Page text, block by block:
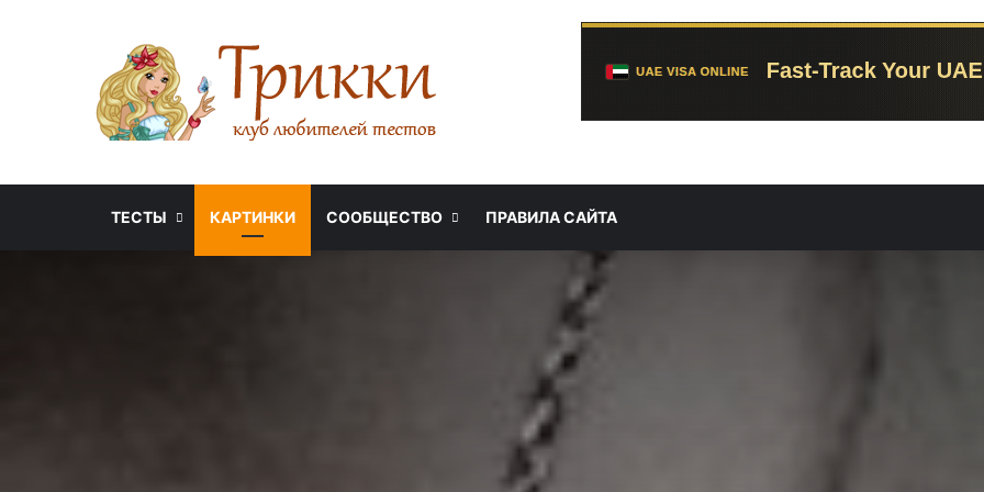
ТЕСТЫ КАРТИНКИ СООБЩЕСТВО ПРАВИЛА САЙТА